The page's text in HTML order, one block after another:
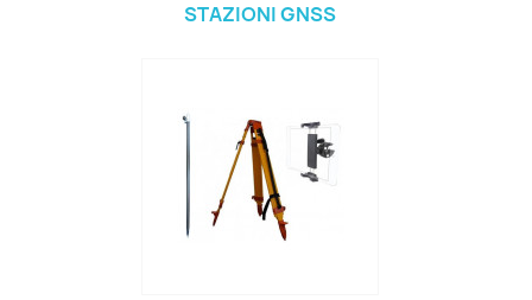
STAZIONI GNSS